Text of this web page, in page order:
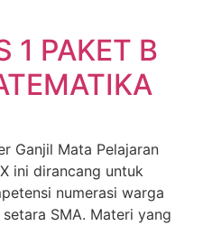
1 PAKET B
Ganjil Mata Pelajaran
ini dirancang untuk
numerasi warga
SMA. Materi yang